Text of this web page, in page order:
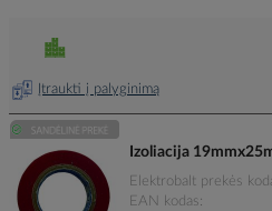
Įtraukti į palyginimą
Izoliacija
Elektrobalt prekės
EAN kodas